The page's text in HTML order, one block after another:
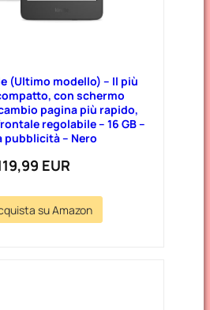
(Ultimo modello) – Il più
con schermo
pagina più rapido,
regolabile – 16 GB –
pubblicità – Nero
EUR
su Amazon